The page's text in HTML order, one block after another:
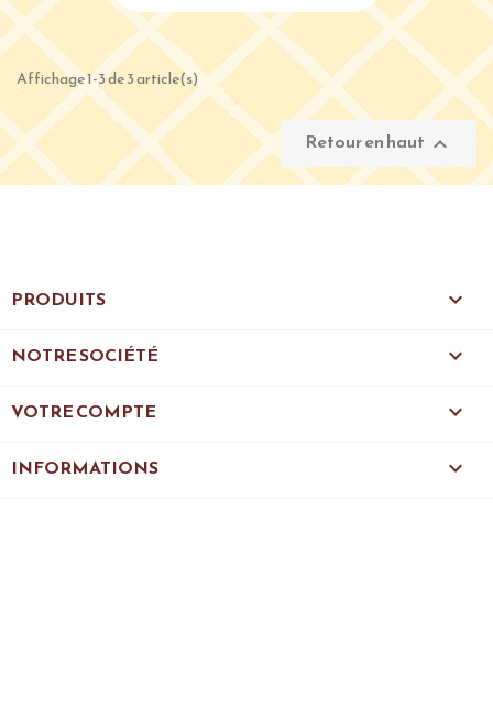
Affichage 1-3 de 3 article(s)
Retour en haut 
PRODUITS 
NOTRE SOCIÉTÉ 
VOTRE COMPTE 
INFORMATIONS keyboard_arrow_down